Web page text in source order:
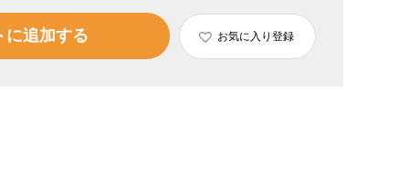
に追加する お気に入り登録